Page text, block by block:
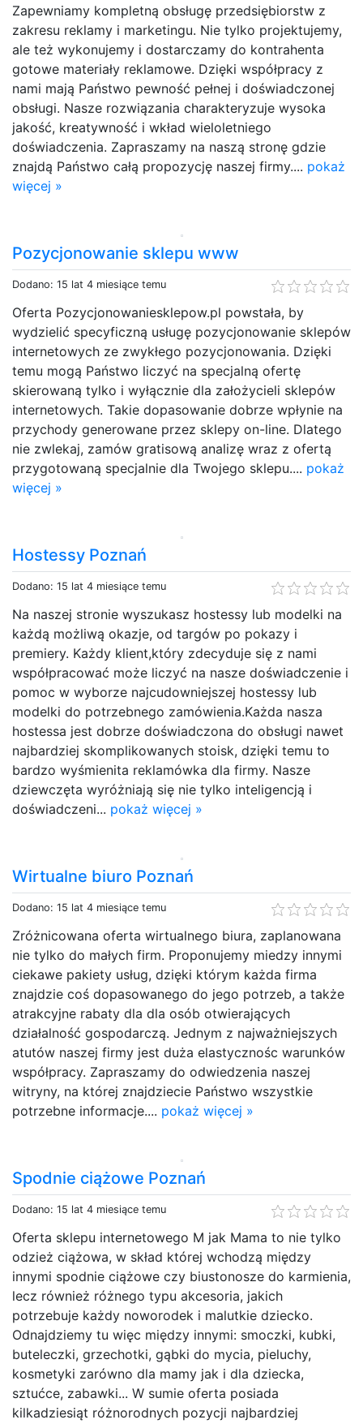
Zapewniamy kompletną obsługę przedsiębiorstw z
zakresu reklamy i marketingu. Nie tylko projektujemy,
ale też wykonujemy i dostarczamy do kontrahenta
gotowe materiały reklamowe. Dzięki współpracy z
nami mają Państwo pewność pełnej i doświadczonej
obsługi. Nasze rozwiązania charakteryzuje wysoka
jakość, kreatywność i wkład wieloletniego
doświadczenia. Zapraszamy na naszą stronę gdzie
znajdą Państwo całą propozycję naszej firmy.... pokaż
więcej »
Pozycjonowanie sklepu www
Dodano: 15 lat 4 miesiące temu
Oferta Pozycjonowaniesklepow.pl powstała, by
wydzielić specyficzną usługę pozycjonowanie sklepów
internetowych ze zwykłego pozycjonowania. Dzięki
temu mogą Państwo liczyć na specjalną ofertę
skierowaną tylko i wyłącznie dla założycieli sklepów
internetowych. Takie dopasowanie dobrze wpłynie na
przychody generowane przez sklepy on-line. Dlatego
nie zwlekaj, zamów gratisową analizę wraz z ofertą
przygotowaną specjalnie dla Twojego sklepu.... pokaż
więcej »
Hostessy Poznań
Dodano: 15 lat 4 miesiące temu
Na naszej stronie wyszukasz hostessy lub modelki na
każdą możliwą okazje, od targów po pokazy i
premiery. Każdy klient,który zdecyduje się z nami
współpracować może liczyć na nasze doświadczenie i
pomoc w wyborze najcudowniejszej hostessy lub
modelki do potrzebnego zamówienia.Każda nasza
hostessa jest dobrze doświadczona do obsługi nawet
najbardziej skomplikowanych stoisk, dzięki temu to
bardzo wyśmienita reklamówka dla firmy. Nasze
dziewczęta wyróżniają się nie tylko inteligencją i
doświadczeni... pokaż więcej »
Wirtualne biuro Poznań
Dodano: 15 lat 4 miesiące temu
Zróżnicowana oferta wirtualnego biura, zaplanowana
nie tylko do małych firm. Proponujemy miedzy innymi
ciekawe pakiety usług, dzięki którym każda firma
znajdzie coś dopasowanego do jego potrzeb, a także
atrakcyjne rabaty dla dla osób otwierających
działalność gospodarczą. Jednym z najważniejszych
atutów naszej firmy jest duża elastycznośc warunków
współpracy. Zapraszamy do odwiedzenia naszej
witryny, na której znajdziecie Państwo wszystkie
potrzebne informacje.... pokaż więcej »
Spodnie ciążowe Poznań
Dodano: 15 lat 4 miesiące temu
Oferta sklepu internetowego M jak Mama to nie tylko
odzież ciążowa, w skład której wchodzą między
innymi spodnie ciążowe czy biustonosze do karmienia,
lecz również różnego typu akcesoria, jakich
potrzebuje każdy noworodek i malutkie dziecko.
Odnajdziemy tu więc między innymi: smoczki, kubki,
buteleczki, grzechotki, gąbki do mycia, pieluchy,
kosmetyki zarówno dla mamy jak i dla dziecka,
sztućce, zabawki... W sumie oferta posiada
kilkadziesiąt różnorodnych pozycji najbardziej